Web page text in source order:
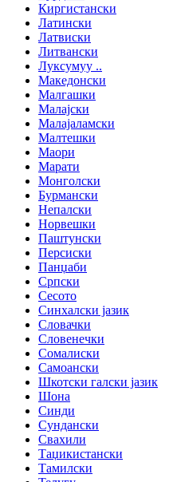
Киргистански
Латински
Латвиски
Литвански
Луксумуу ..
Македонски
Малгашки
Малајски
Малајаламски
Малтешки
Маори
Марати
Монголски
Бурмански
Непалски
Норвешки
Паштунски
Персиски
Панџаби
Српски
Сесото
Синхалски јазик
Словачки
Словенечки
Сомалиски
Самоански
Шкотски галски јазик
Шона
Синди
Сундански
Свахили
Таџикистански
Тамилски